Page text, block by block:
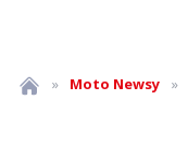
» Moto Newsy »